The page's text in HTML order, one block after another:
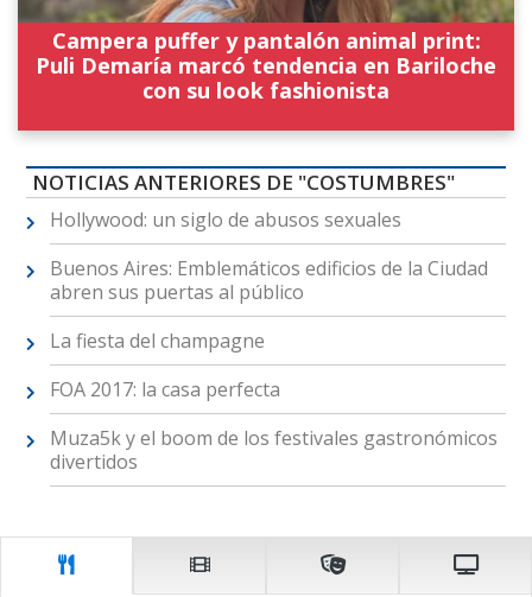
Campera puffer y pantalón animal print:
Puli Demaría marcó tendencia en Bariloche
con su look fashionista
NOTICIAS ANTERIORES DE "COSTUMBRES"
Hollywood: un siglo de abusos sexuales
Buenos Aires: Emblemáticos edificios de la Ciudad
abren sus puertas al público
La fiesta del champagne
FOA 2017: la casa perfecta
Muza5k y el boom de los festivales gastronómicos
divertidos